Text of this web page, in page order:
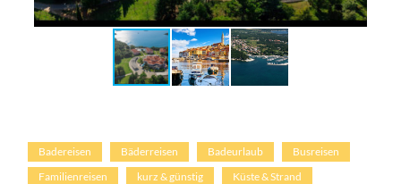
Badereisen Bäderreisen Badeurlaub
Busreisen
Familienreisen
kurz & günstig
Küste & Strand